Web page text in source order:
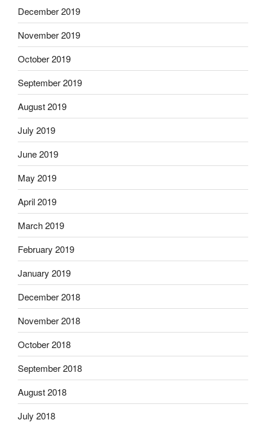
December 2019
November 2019
October 2019
September 2019
August 2019
July 2019
June 2019
May 2019
April 2019
March 2019
February 2019
January 2019
December 2018
November 2018
October 2018
September 2018
August 2018
July 2018